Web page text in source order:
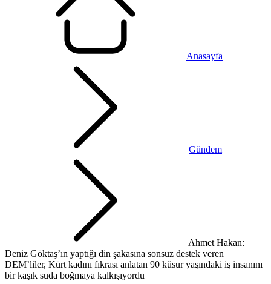
Anasayfa
Gündem
Ahmet Hakan:
Deniz Göktaş’ın yaptığı din şakasına sonsuz destek veren
DEM’liler, Kürt kadını fıkrası anlatan 90 küsur yaşındaki iş insanını
bir kaşık suda boğmaya kalkışıyordu